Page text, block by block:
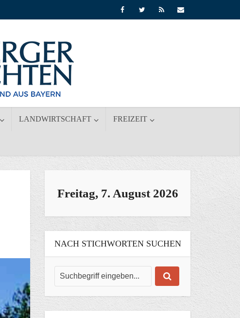
LANDWIRTSCHAFT FREIZEIT
Freitag, 7. August 2026
NACH STICHWORTEN SUCHEN